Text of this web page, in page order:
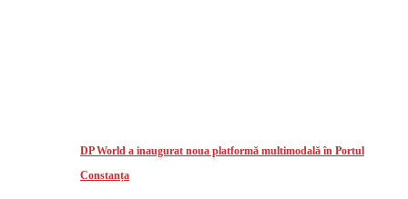
DP World a inaugurat noua platformă multimodală în Portul
Constanța